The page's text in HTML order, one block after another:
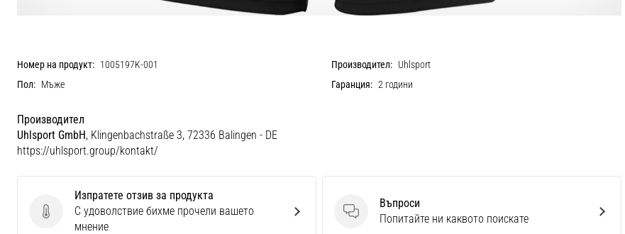
Номер на продукт: 1005197K-001 Производител: Uhlsport
Пол: Мъже Гаранция: 2 години
Производител
Uhlsport GmbH, Klingenbachstraße 3, 72336 Balingen - DE
https://uhlsport.group/kontakt/
Изпратете отзив за продукта
Изпратете отзив за продукта
С удоволствие бихме прочели вашето
мнение
Въпроси
Въпроси
Попитайте ни каквото поискате